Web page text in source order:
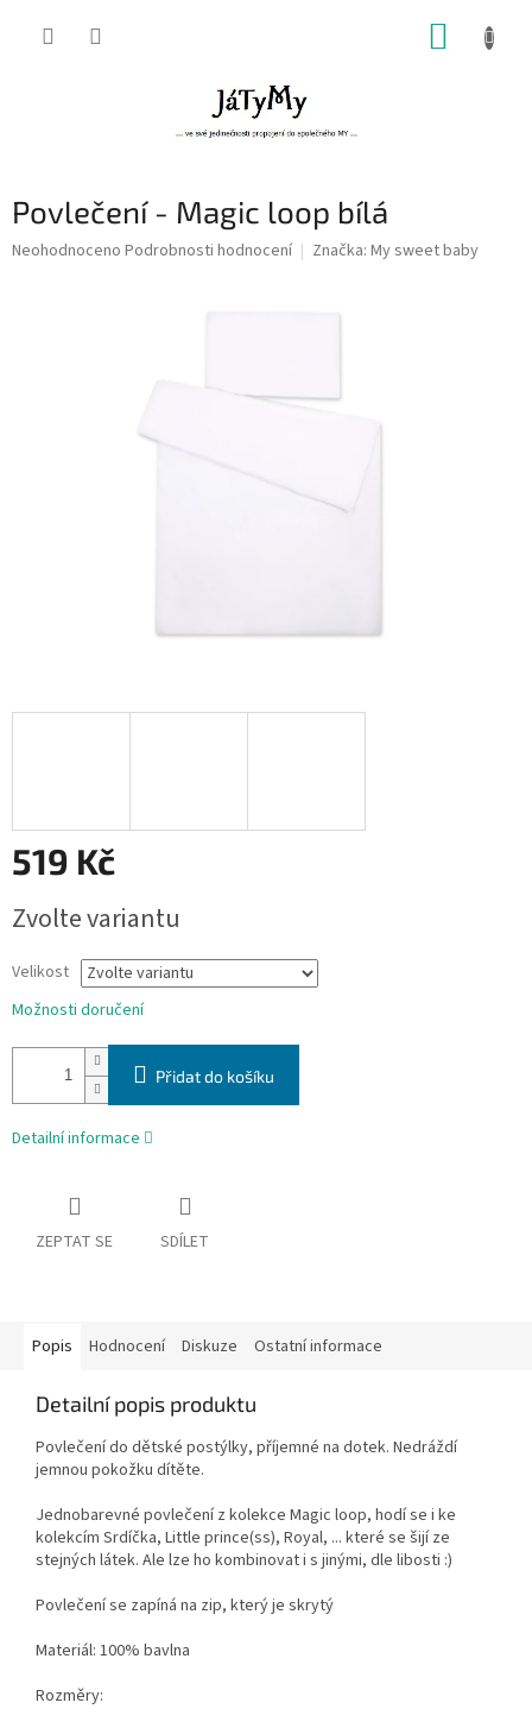
Povlečení - Magic loop bílá
Průměrné
Neohodnoceno Podrobnosti hodnocení Značka: My sweet baby
519 Kč
cena:
Zvolte variantu
Velikost
Možnosti doručení
Přidat do košíku
Detailní informace
ZEPTAT SE SDÍLET
Popis Hodnocení Diskuze Ostatní informace
Detailní popis produktu
Povlečení do dětské postýlky, příjemné na dotek. Nedráždí
jemnou pokožku dítěte.
Jednobarevné povlečení z kolekce Magic loop, hodí se i ke
kolekcím Srdíčka, Little prince(ss), Royal, ... které se šijí ze
stejných látek. Ale lze ho kombinovat i s jinými, dle libosti :)
Povlečení se zapíná na zip, který je skrytý
Materiál: 100% bavlna
Rozměry: